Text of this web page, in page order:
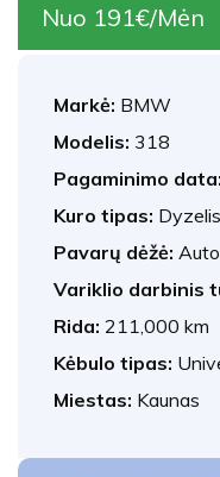
Nuo 191€/Mėn
Markė: BMW
Modelis: 318
Pagaminimo data:
Kuro tipas: Dyzelis
Pavarų dėžė:
Variklio darbinis
Rida: 211,000 km
Kėbulo tipas:
Miestas: Kaunas